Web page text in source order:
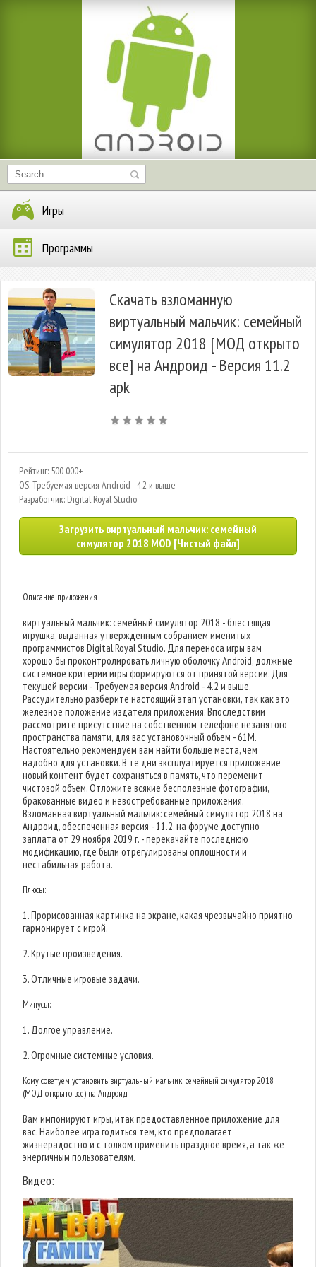
Игры
Программы
Скачать взломанную
виртуальный мальчик: семейный
симулятор 2018 [МОД открыто
все] на Андроид - Версия 11.2
apk
Рейтинг: 500 000+
OS: Требуемая версия Android - 4.2 и выше
Разработчик: Digital Royal Studio
Загрузить виртуальный мальчик: семейный
симулятор 2018 MOD [Чистый файл]
Описание приложения
виртуальный мальчик: семейный симулятор 2018 - блестящая
игрушка, выданная утвержденным собранием именитых
программистов Digital Royal Studio. Для переноса игры вам
хорошо бы проконтролировать личную оболочку Android, должные
системное критерии игры формируются от принятой версии. Для
текущей версии - Требуемая версия Android - 4.2 и выше.
Рассудительно разберите настоящий этап установки, так как это
железное положение издателя приложения. Впоследствии
рассмотрите присутствие на собственном телефоне незанятого
пространства памяти, для вас установочный объем - 61M.
Настоятельно рекомендуем вам найти больше места, чем
надобно для установки. В те дни эксплуатируется приложение
новый контент будет сохраняться в память, что переменит
чистовой объем. Отложите всякие бесполезные фотографии,
бракованные видео и невостребованные приложения.
Взломанная виртуальный мальчик: семейный симулятор 2018 на
Андроид, обеспеченная версия - 11.2, на форуме доступно
заплата от 29 ноября 2019 г. - перекачайте последнюю
модификацию, где были отрегулированы оплошности и
нестабильная работа.
Плюсы:
1. Прорисованная картинка на экране, какая чрезвычайно приятно
гармонирует с игрой.
2. Крутые произведения.
3. Отличные игровые задачи.
Минусы:
1. Долгое управление.
2. Огромные системные условия.
Кому советуем установить виртуальный мальчик: семейный симулятор 2018
(МОД открыто все) на Андроид
Вам импонируют игры, итак предоставленное приложение для
вас. Наиболее игра годиться тем, кто предполагает
жизнерадостно и с толком применить праздное время, а так же
энергичным пользователям.
Видео: